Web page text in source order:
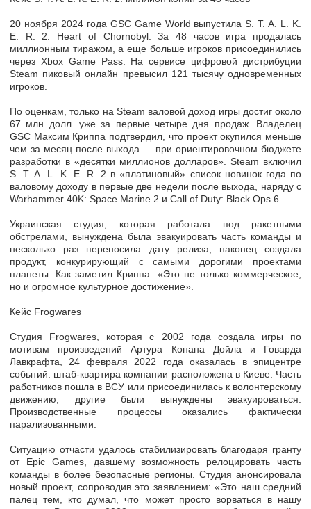
20 ноября 2024 года GSC Game World выпустила S. T. A. L. K.
E. R. 2: Heart of Chornobyl. За 48 часов игра продалась
миллионным тиражом, а еще больше игроков присоединились
через Xbox Game Pass. На сервисе цифровой дистрибуции
Steam пиковый онлайн превысил 121 тысячу одновременных
игроков.
По оценкам, только на Steam валовой доход игры достиг около
67 млн долл. уже за первые четыре дня продаж. Владелец
GSC Максим Криппа подтвердил, что проект окупился меньше
чем за месяц после выхода — при ориентировочном бюджете
разработки в «десятки миллионов долларов». Steam включил
S. T. A. L. K. E. R. 2 в «платиновый» список новинок года по
валовому доходу в первые две недели после выхода, наряду с
Warhammer 40K: Space Marine 2 и Call of Duty: Black Ops 6.
Украинская студия, которая работала под ракетными
обстрелами, вынуждена была эвакуировать часть команды и
несколько раз переносила дату релиза, наконец создала
продукт, конкурирующий с самыми дорогими проектами
планеты. Как заметил Криппа: «Это не только коммерческое,
но и огромное культурное достижение».
Кейс Frogwares
Студия Frogwares, которая с 2002 года создала игры по
мотивам произведений Артура Конана Дойла и Говарда
Лавкрафта, 24 февраля 2022 года оказалась в эпицентре
событий: штаб-квартира компании расположена в Киеве. Часть
работников пошла в ВСУ или присоединилась к волонтерскому
движению, другие были вынуждены эвакуироваться.
Производственные процессы оказались фактически
парализованными.
Ситуацию отчасти удалось стабилизировать благодаря гранту
от Epic Games, давшему возможность релоцировать часть
команды в более безопасные регионы. Студия анонсировала
новый проект, сопроводив это заявлением: «Это наш средний
палец тем, кто думал, что может просто ворваться в нашу